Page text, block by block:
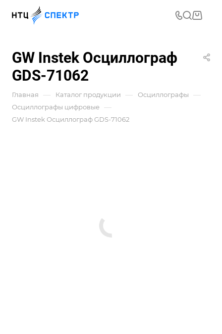
GW Instek Осциллограф
GDS-71062
Главная — Каталог продукции — Осциллографы —
Осциллографы цифровые —
GW Instek Осциллограф GDS-71062